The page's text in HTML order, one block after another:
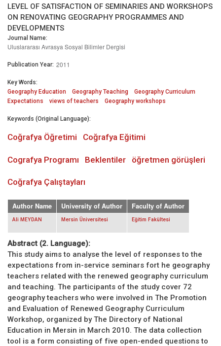
LEVEL OF SATISFACTION OF SEMINARIES AND WORKSHOPS
ON RENOVATING GEOGRAPHY PROGRAMMES AND
DEVELOPMENTS
Journal Name:
Uluslararası Avrasya Sosyal Bilimler Dergisi
Publication Year: 2011
Key Words:
Geography Education
Geography Teaching
Geography Curriculum
Expectations
views of teachers Geography workshops
Keywords (Original Language):
Coğrafya Öğretimi Coğrafya Eğitimi
Cografya Programı Beklentiler öğretmen görüşleri
Coğrafya Çalıştayları
Author Name University of Author Faculty of Author
Ali MEYDAN Mersin Üniversitesi Eğitim Fakültesi
Abstract (2. Language):
This study aims to analyse the level of responses to the
expectations from in-service seminars fort he geography
teachers related with the renewed geography curriculum
and teaching. The participants of the study cover 72
geography teachers who were involved in The Promotion
and Evaluation of Renewed Geography Curriculum
Workshop, organized by The Directory of National
Education in Mersin in March 2010. The data collection
tool is a form consisting of five open-ended questions to